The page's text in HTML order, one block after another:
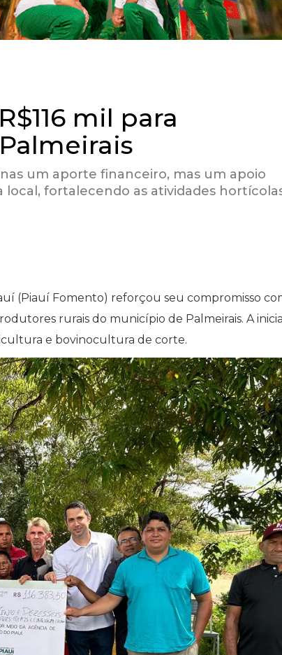
mil para
um aporte financeiro, mas um apoio
fortalecendo as atividades
(Piauí Fomento) reforçou seu compromisso
rurais do município de Palmeirais. A
e bovinocultura de corte.